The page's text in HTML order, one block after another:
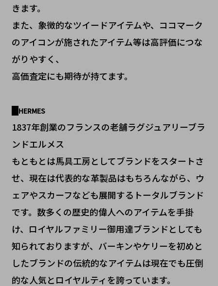
きます。
また、象徴的なツイードアイテムや、ココマーク
のアイコンが施されたアイテム等は高評価につな
がりやすく、
高価査定にも期待が持てます。
HERMES
1837年創業のフランスの老舗ラグジュアリーブラ
ンドエルメス
もともとは馬具工房としてブランドをスタートさ
せ、現在は代表的な革製品はもちろんながら、ウ
ェアやスカーフなども展開するトータルブランド
です。数多くの歴史的偉人へのアイテムを手掛
け、ロイヤルファミリー御用達ブランドとしても
知られておりますが、バーキンやケリーを初めと
したブランドの伝統的なアイテムは現在でも圧倒
的な人気とロイヤルティを誇っています。